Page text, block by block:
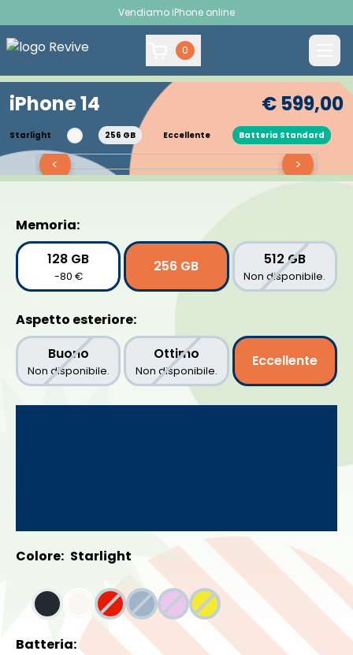
Vendiamo iPhone online
0
iPhone 14 € 599,00
Starlight 256 GB Eccellente Batteria Standard
>
<
Memoria:
128 GB
-80 €
256 GB 512 GB
Non disponibile.
Aspetto esteriore:
Buono
Non disponibile.
Ottimo
Non disponibile.
Eccellente
Colore: Starlight
Batteria: